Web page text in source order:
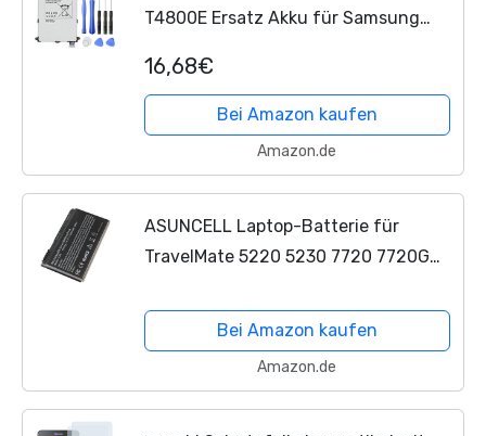
T4800E Ersatz Akku für Samsung
T321 T325 SM-T320 SM-321
16,68€
Bei Amazon kaufen
Amazon.de
ASUNCELL Laptop-Batterie für
TravelMate 5220 5230 7720 7720G
5720 Extensa 5210 5220 5630 5630G
7220 7620 7620G 7620Z 5630 7220
Bei Amazon kaufen
Amazon.de